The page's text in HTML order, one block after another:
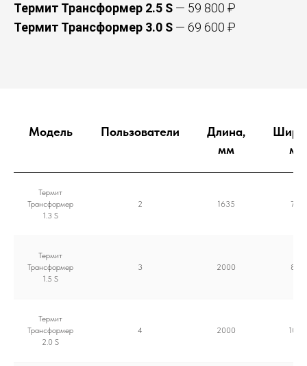
Термит Трансформер 2.5 S — 59 800 ₽
Термит Трансформер 3.0 S — 69 600 ₽
Модель Пользователи
Длина,
мм
мм
Термит
Трансформер
1.3 S
2 1635 785
Термит
Трансформер
1.5 S
3 2000 800
Термит
Трансформер
2.0 S
4 2000 1000